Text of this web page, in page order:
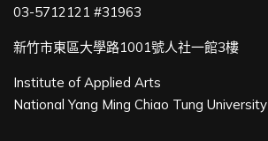
03-5712121 #31963
新竹市東區大學路1001號人社一館3樓
Institute of Applied Arts
National Yang Ming Chiao Tung University